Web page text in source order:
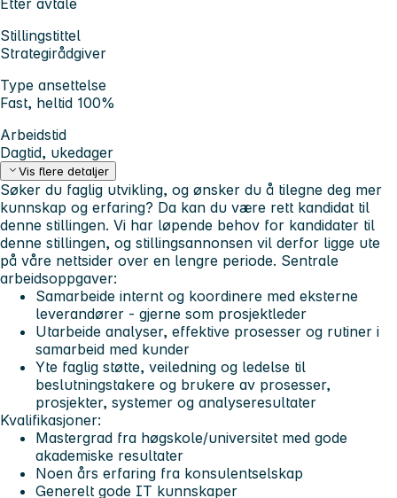
Stillingstittel
Strategirådgiver
Type ansettelse
Fast, heltid 100%
Arbeidstid
Dagtid, ukedager
Vis flere detaljer
Søker du faglig utvikling, og ønsker du å tilegne deg mer
kunnskap og erfaring? Da kan du være rett kandidat til
denne stillingen. Vi har løpende behov for kandidater til
denne stillingen, og stillingsannonsen vil derfor ligge ute
på våre nettsider over en lengre periode. Sentrale
arbeidsoppgaver:
Samarbeide internt og koordinere med eksterne
leverandører - gjerne som prosjektleder
Utarbeide analyser, effektive prosesser og rutiner i
samarbeid med kunder
Yte faglig støtte, veiledning og ledelse til
beslutningstakere og brukere av prosesser,
prosjekter, systemer og analyseresultater
Kvalifikasjoner:
Mastergrad fra høgskole/universitet med gode
akademiske resultater
Noen års erfaring fra konsulentselskap
Generelt gode IT kunnskaper